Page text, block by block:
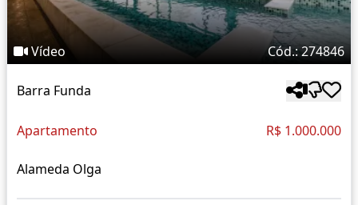
Vídeo Cód.: 274846
Barra Funda
Apartamento R$ 1.000.000
Alameda Olga